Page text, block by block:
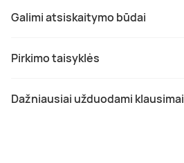
Galimi atsiskaitymo būdai
Pirkimo taisyklės
Dažniausiai užduodami klausimai